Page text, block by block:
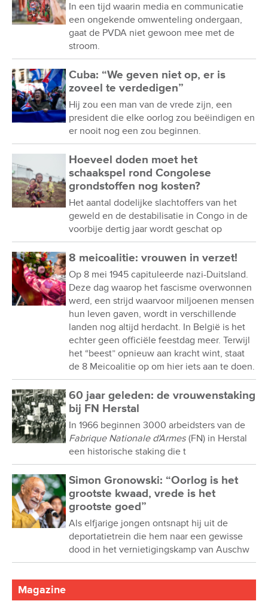
In een tijd waarin media en communicatie
een ongekende omwenteling ondergaan,
gaat de PVDA niet gewoon mee met de
stroom.
Cuba: “We geven niet op, er is
zoveel te verdedigen”
Hij zou een man van de vrede zijn, een
president die elke oorlog zou beëindigen en
er nooit nog een zou beginnen.
Hoeveel doden moet het
schaakspel rond Congolese
grondstoffen nog kosten?
Het aantal dodelijke slachtoffers van het
geweld en de destabilisatie in Congo in de
voorbije dertig jaar wordt geschat op
8 meicoalitie: vrouwen in verzet!
Op 8 mei 1945 capituleerde nazi-Duitsland.
Deze dag waarop het fascisme overwonnen
werd, een strijd waarvoor miljoenen mensen
hun leven gaven, wordt in verschillende
landen nog altijd herdacht. In België is het
echter geen officiële feestdag meer. Terwijl
het “beest” opnieuw aan kracht wint, staat
de 8 Meicoalitie op om hier iets aan te doen.
60 jaar geleden: de vrouwenstaking
bij FN Herstal
In 1966 beginnen 3000 arbeidsters van de
Fabrique Nationale d'Armes (FN) in Herstal
een historische staking die t
Simon Gronowski: “Oorlog is het
grootste kwaad, vrede is het
grootste goed”
Als elfjarige jongen ontsnapt hij uit de
deportatietrein die hem naar een gewisse
dood in het vernietigingskamp van Auschw
Magazine